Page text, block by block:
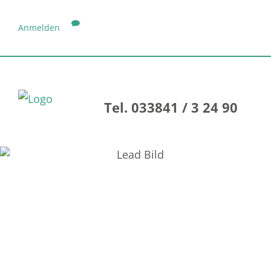
Anmelden
Tel. 033841 / 3 24 90